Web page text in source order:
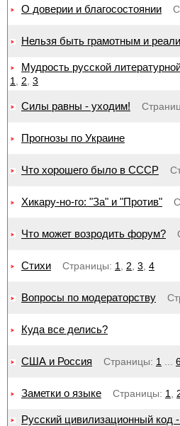
О доверии и благосостоянии
Нельзя быть грамотным и
Мудрость русской
1
2 3
Силы равны - уходим!
Прогнозы по Украине
Что хорошего было в СССР
Хикару-но-го: "За" и "Против"
Что может возродить форум?
Стихи Страницы: 1 2 3 4
Вопросы по модераторству
Куда все делись?
США и Россия Страницы: 1
Заметки о языке Страницы: 1
Русский цивилизационный код